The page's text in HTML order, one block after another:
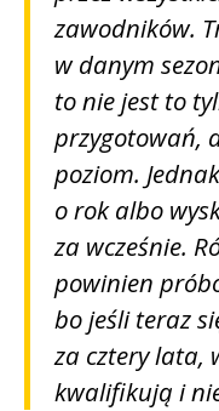
zawodników.
w danym
to nie jest to
przygotowań,
poziom.
o rok albo
za wcześnie.
powinien
bo jeśli teraz
za cztery lata,
kwalifikują i